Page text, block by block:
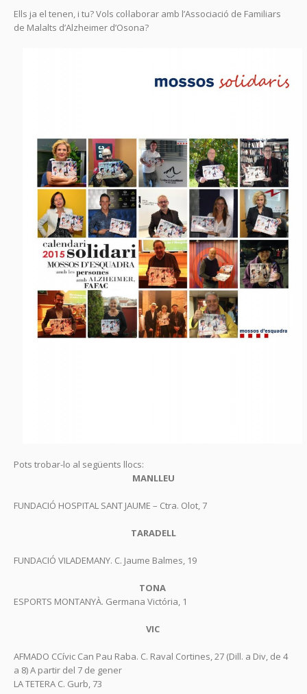
Ells ja el tenen, i tu? Vols col·laborar amb l’Associació de Familiars
de Malalts d’Alzheimer d’Osona?
Pots trobar-lo al següents llocs:
MANLLEU
FUNDACIÓ HOSPITAL SANT JAUME – Ctra. Olot, 7
TARADELL
FUNDACIÓ VILADEMANY. C. Jaume Balmes, 19
TONA
ESPORTS MONTANYÀ. Germana Victória, 1
VIC
AFMADO CCívic Can Pau Raba. C. Raval Cortines, 27 (Dill. a Div, de 4
a 8) A partir del 7 de gener
LA TETERA C. Gurb, 73